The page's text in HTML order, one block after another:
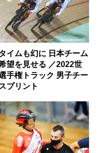
イムも幻に 日本チーム
望を見せる ／2022世
手権トラック 男子チー
プリント